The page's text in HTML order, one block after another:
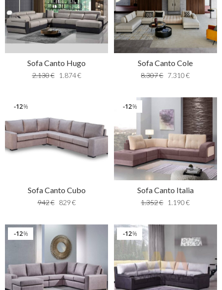
Sofa Canto Hugo
2.130€ 1.874€
Sofa Canto Cole
8.307€ 7.310 €
%
12
Sofa Canto Cubo
942€ 829€
%
12
Sofa Canto Italia
1.352€ 1.190 €
%
12 %
12